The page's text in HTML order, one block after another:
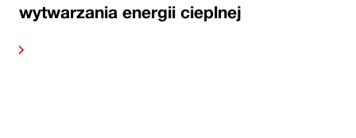
wytwarzania energii cieplnej